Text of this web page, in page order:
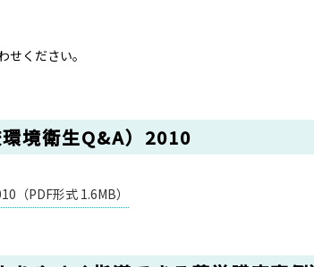
ください。
境衛生Q&A）2010
（PDF形式 1.6MB）